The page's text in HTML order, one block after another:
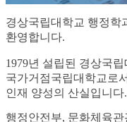
경상국립대학교 행정학
환영합니다.
1979년 설립된 경상국
국가거점국립대학교로
인재 양성의 산실입니다.
행정안전부, 문화체육